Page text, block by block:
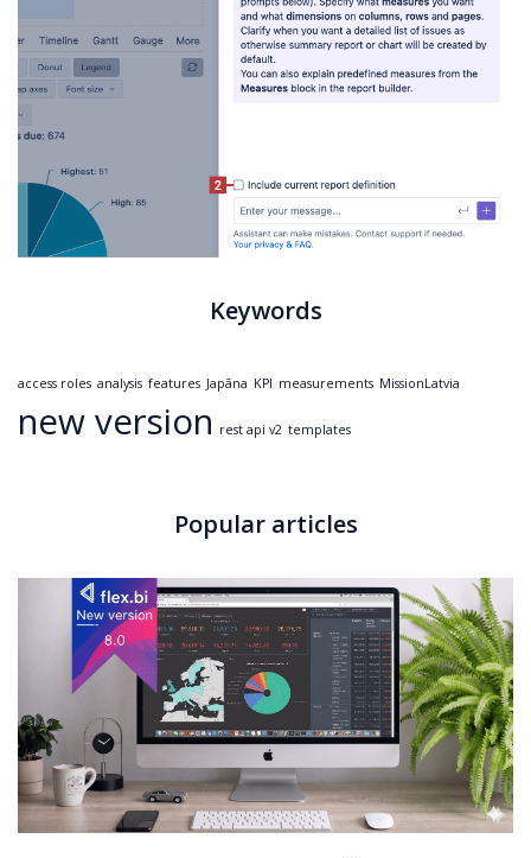
Keywords
access roles analysis features Japāna KPI measurements MissionLatvia
new version rest api v2 templates
Popular articles